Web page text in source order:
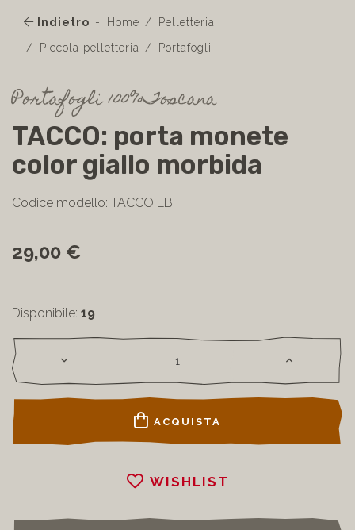
Indietro Home
Pelletteria
Piccola pelletteria
Portafogli
Portafogli 100%Toscana
TACCO: porta monete
color giallo morbida
Codice modello: TACCO LB
29,00 €
Disponibile: 19
ACQUISTA
WISHLIST